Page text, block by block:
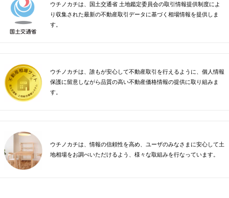
ウチノカチは、国土交通省 土地鑑定委員会の取引情報提供制度によ
り収集された最新の不動産取引データに基づく相場情報を提供しま
す。
ウチノカチは、誰もが安心して不動産取引を行えるように、個人情報
保護に留意しながら品質の高い不動産価格情報の提供に取り組みま
す。
ウチノカチは、情報の信頼性を高め、ユーザのみなさまに安心して土
地相場をお調べいただけるよう、様々な取組みを行なっています。